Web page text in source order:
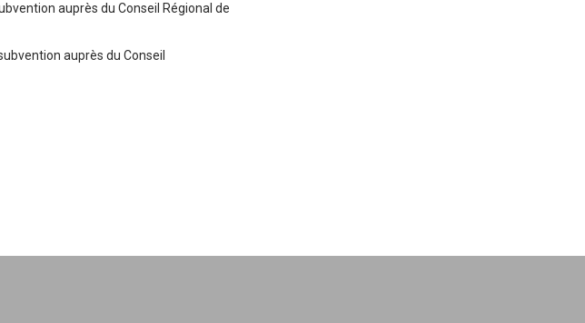
auprès du Conseil Régional de
auprès du Conseil